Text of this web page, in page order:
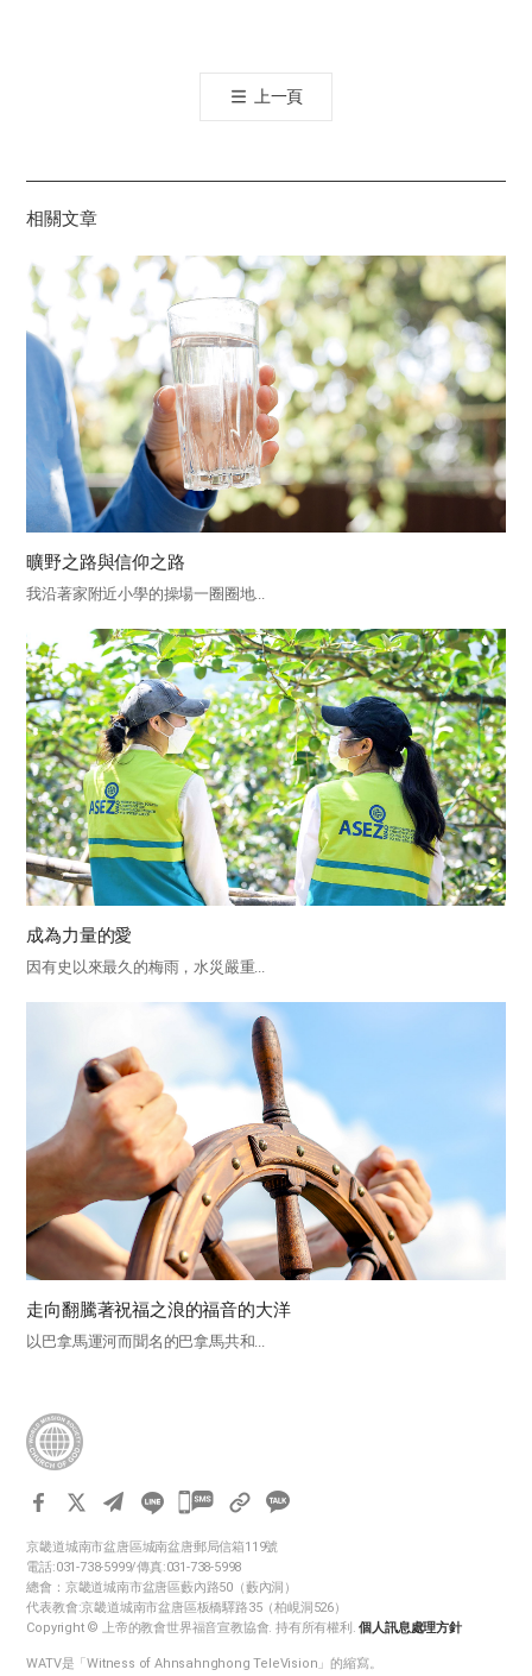
톡
공
기
上一頁
相關文章
曠野之路與信仰之路
我沿著家附近小學的操場一圈圈地...
成為力量的愛
因有史以來最久的梅雨，水災嚴重...
走向翻騰著祝福之浪的福音的大洋
以巴拿馬運河而聞名的巴拿馬共和...
카
오
톡
공
京畿道城南市盆唐區城南盆唐郵局信箱119號
電話:031-738-5999/傳真:031-738-5998
總會：京畿道城南市盆唐區藪內路50（藪內洞）
代表教會:京畿道城南市盆唐區板橋驛路35（柏峴洞526）
Copyright © 上帝的教會世界福音宣教協會. 持有所有權利.個人訊息處理方針
WATV是「Witness of Ahnsahnghong TeleVision」的縮寫。